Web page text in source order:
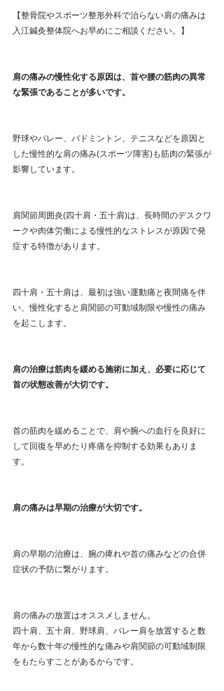
【整骨院やスポーツ整形外科で治らない肩の痛みは
入江鍼灸整体院へお早めにご相談ください。】
肩の痛みの慢性化する原因は、首や腰の筋肉の異常
な緊張であることが多いです。
野球やバレー、バドミントン、テニスなどを原因と
した慢性的な肩の痛み(スポーツ障害)も筋肉の緊張が
影響しています。
肩関節周囲炎(四十肩・五十肩)は、長時間のデスクワ
ークや肉体労働による慢性的なストレスが原因で発
症する特徴があります。
四十肩・五十肩は、最初は強い運動痛と夜間痛を伴
い、慢性化すると肩関節の可動域制限や慢性の痛み
を起こします。
肩の治療は筋肉を緩める施術に加え、必要に応じて
首の状態改善が大切です。
首の筋肉を緩めることで、肩や腕への血行を良好に
して回復を早めたり疼痛を抑制する効果もありま
す。
肩の痛みは早期の治療が大切です。
肩の早期の治療は、腕の痺れや首の痛みなどの合併
症状の予防に繋がります。
肩の痛みの放置はオススメしません。
四十肩、五十肩、野球肩、バレー肩を放置すると数
年から数十年の慢性的な痛みや肩関節の可動域制限
をもたらすことがあるからです。